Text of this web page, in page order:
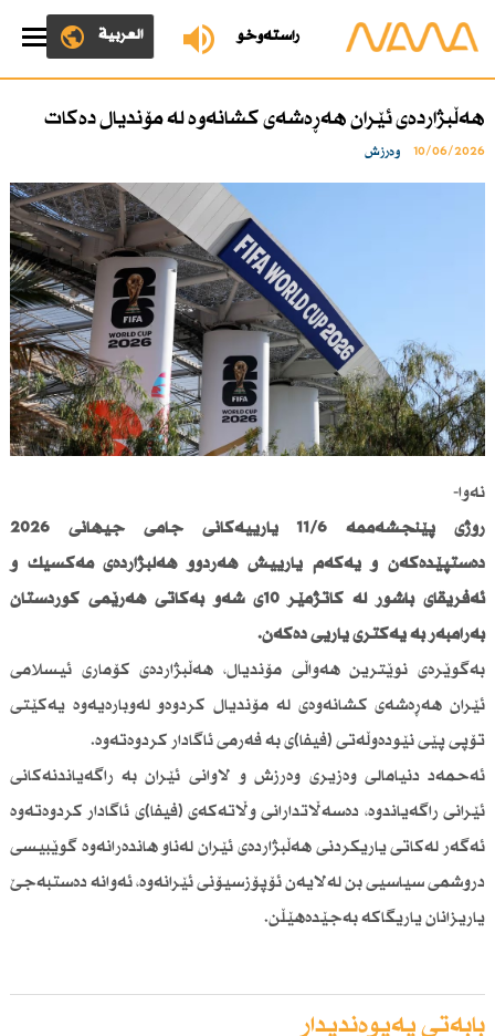
ڕاستەوخۆ العربية
هەڵبژاردەی ئێران هەڕەشەی كشانەوە لە مۆندیال دەكات
10/06/2026 وەرزش
نەوا-
رۆژی پێنجشەممە 11/6 یارییەكانی جامی جیهانی 2026
دەستپێدەكەن و یەكەم یارییش هەردوو هەڵبژاردەی مەكسیك و
ئەفریقای باشور لە كاتژمێر 10ی شەو بەكاتی هەرێمی كوردستان
بەرامبەر بە یەكتری یاریی دەكەن.
بەگوێرەی نوێترین هەواڵی مۆندیال، هەڵبژاردەی كۆماری ئیسلامی
ئێران هەڕەشەی كشانەوەی لە مۆندیال كردوەو لەوبارەیەوە یەكێتی
تۆپی پێی نێودەوڵەتی (فیفا)ی بە فەرمی ئاگادار كردوەتەوە.
ئەحمەد دنیامالی وەزیری وەرزش و لاوانی ئێران بە راگەیاندنەكانی
ئێرانی راگەیاندوە، دەسەڵاتدارانی وڵاتەكەی (فیفا)ی ئاگادار كردوەتەوە
ئەگەر لەكاتی یاریكردنی هەڵبژاردەی ئێران لەناو هاندەرانەوە گوێبیسی
دروشمی سیاسیی بن لەلایەن ئۆپۆزسیۆنی ئێرانەوە، ئەوانە دەستبەجێ
یاریزانان یاریگاكە بەجێدەهێڵن.
بابەتی پەیوەندیدار